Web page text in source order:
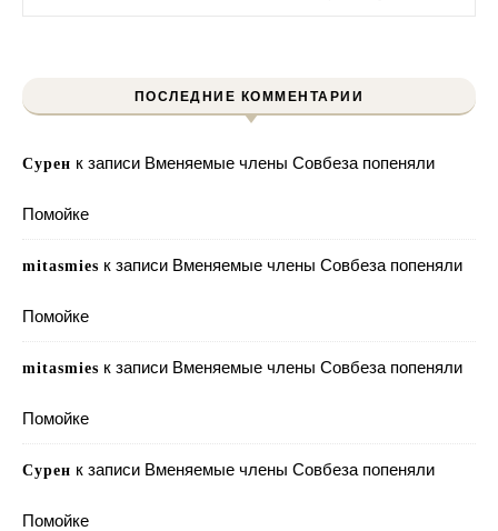
ПОСЛЕДНИЕ КОММЕНТАРИИ
Сурен к записи Вменяемые члены Совбеза попеняли
Помойке
mitasmies к записи Вменяемые члены Совбеза попеняли
Помойке
mitasmies к записи Вменяемые члены Совбеза попеняли
Помойке
Сурен к записи Вменяемые члены Совбеза попеняли
Помойке